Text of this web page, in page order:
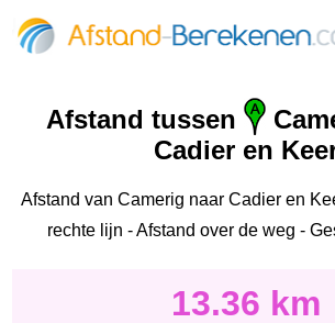
Afstand tussen
Cadier en
Afstand van Camerig naar Cadier en
rechte lijn - Afstand over de weg -
13.36 km